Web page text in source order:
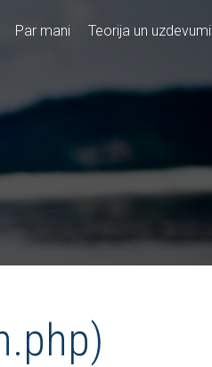
Par mani Teorija un uzdevumi